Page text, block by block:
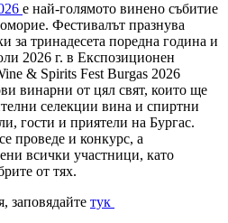
e най-голямото винено събитие
Фестивалът празнува
за тринадесета поредна година и
2026 г. в Експозиционен
& Spirits Fest Burgas 2026
винарни от цял свят, които ще
селекции вина и спиртни
гости и приятели на Бургас.
проведе и конкурс, а
всички участници, като
от тях.
заповядайте тук